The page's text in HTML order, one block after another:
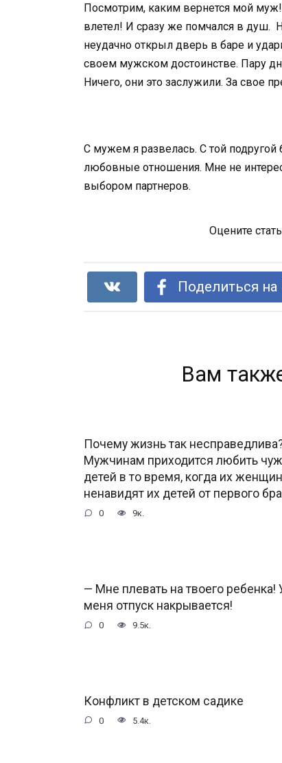
Посмотрим, каким вернется мой
влетел! И сразу же помчался в душ.
неудачно открыл дверь в баре и
своем мужском достоинстве. Пару
Ничего, они это заслужили. За свое
С мужем я развелась. С той
любовные отношения. Мне не
выбором партнеров.
Оцените
Поделиться на
Вам
Почему жизнь так
Мужчинам приходится любить
детей в то время, когда их
ненавидят их детей от первого
0 9к.
— Мне плевать на твоего ребенка!
меня отпуск накрывается!
0 9.5к.
Конфликт в детском садике
0 5.4к.